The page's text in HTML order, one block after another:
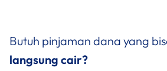
Butuh pinjaman dana yang
langsung cair?